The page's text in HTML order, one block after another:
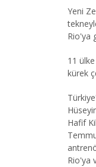
Yeni
Rio'ya
11
kürek
Hafif
Rio'ya